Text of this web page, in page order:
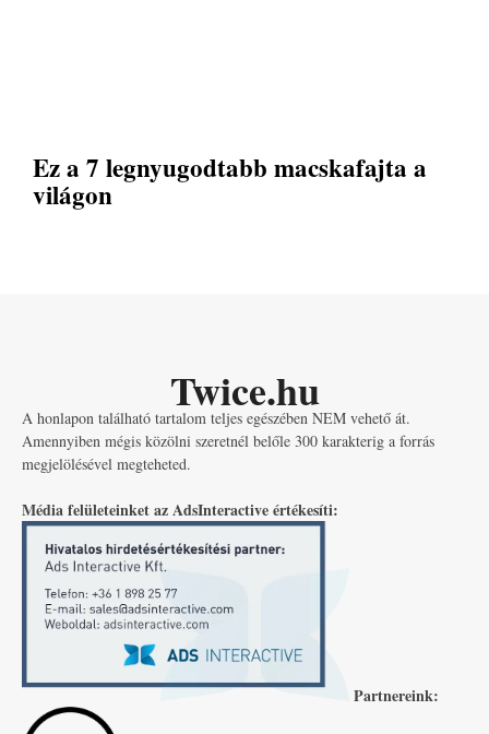
Ez a 7 legnyugodtabb macskafajta a
világon
Twice.hu
A honlapon található tartalom teljes egészében NEM vehető át.
Amennyiben mégis közölni szeretnél belőle 300 karakterig a forrás
megjelölésével megteheted.
Média felületeinket az AdsInteractive értékesíti:
Partnereink: